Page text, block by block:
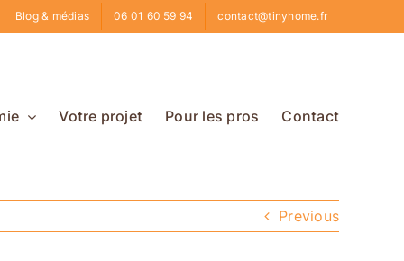
Blog & médias 06 01 60 59 94 contact@tinyhome.fr
Votre projet Pour les pros Contact
Previous